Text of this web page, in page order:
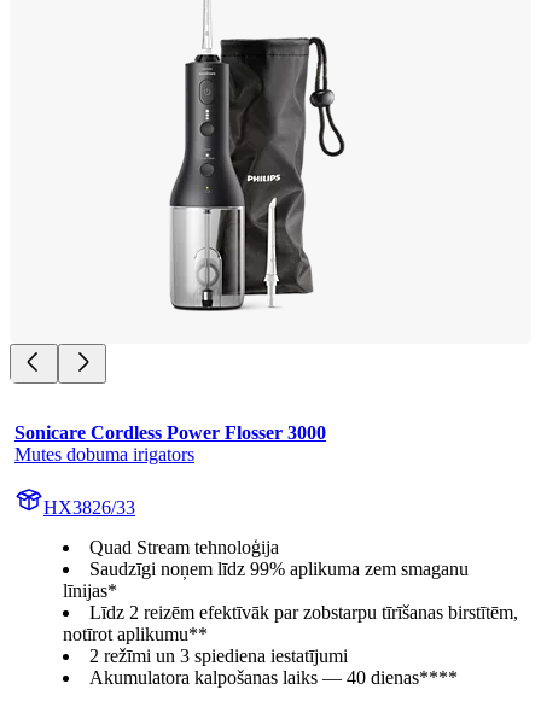
Sonicare Cordless Power Flosser 3000
Mutes dobuma irigators
HX3826/33
Quad Stream tehnoloģija
Saudzīgi noņem līdz 99% aplikuma zem smaganu
līnijas*
Līdz 2 reizēm efektīvāk par zobstarpu tīrīšanas birstītēm,
notīrot aplikumu**
2 režīmi un 3 spiediena iestatījumi
Akumulatora kalpošanas laiks — 40 dienas****